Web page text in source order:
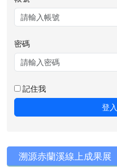
密碼
記住我
登入
右邊區域內容
溯源赤蘭溪線上成果展